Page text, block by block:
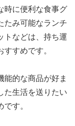
時に便利な食事グ
たみ可能なランチ
トなどは、持ち運
すめです。
能的な商品が好ま
た生活を送りたい
す。